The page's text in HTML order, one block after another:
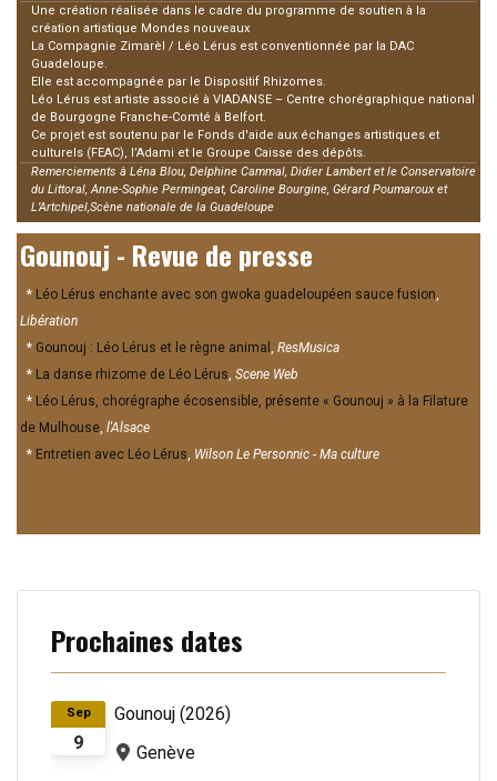
Une création réalisée dans le cadre du programme de soutien à la
création artistique Mondes nouveaux
La Compagnie Zimarèl / Léo Lérus est conventionnée par la DAC
Guadeloupe.
Elle est accompagnée par le Dispositif Rhizomes.
Léo Lérus est artiste associé à VIADANSE – Centre chorégraphique national
de Bourgogne Franche-Comté à Belfort.
Ce projet est soutenu par le Fonds d'aide aux échanges artistiques et
culturels (FEAC), l’Adami et le Groupe Caisse des dépôts.
Remerciements à Léna Blou, Delphine Cammal, Didier Lambert et le Conservatoire
du Littoral, Anne-Sophie Permingeat, Caroline Bourgine, Gérard Poumaroux et
L’Artchipel,Scène nationale de la Guadeloupe
Gounouj - Revue de presse
* Léo Lérus enchante avec son gwoka guadeloupéen sauce fusion,
Libération
* Gounouj : Léo Lérus et le règne animal , ResMusica
* La danse rhizome de Léo Lérus, Scene Web
* Léo Lérus, chorégraphe écosensible, présente « Gounouj » à la Filature
de Mulhouse, l'Alsace
* Entretien avec Léo Lérus, Wilson Le Personnic - Ma culture
Prochaines dates
9
Sep
Gounouj (2026)
Genève